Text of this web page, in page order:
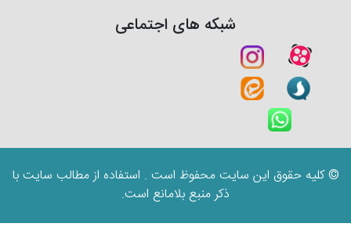
شبکه های اجتماعی
© کلیه حقوق این سایت محفوظ است . استفاده از مطالب سایت با
ذکر منبع بلامانع است.